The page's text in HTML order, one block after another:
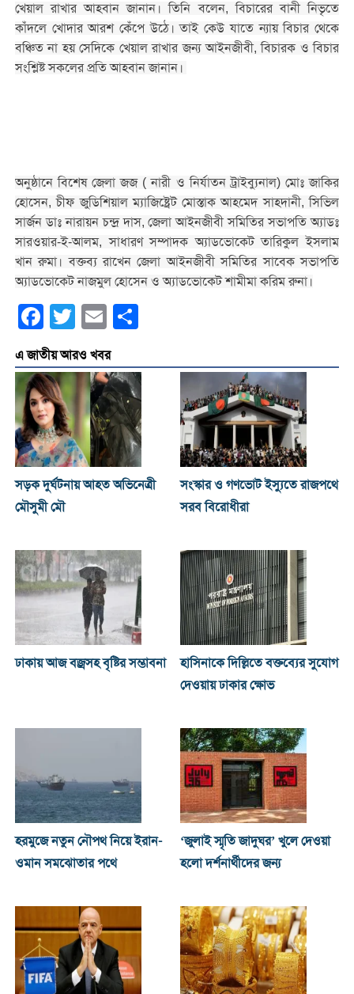
খেয়াল রাখার আহবান জানান। তিনি বলেন, বিচারের বানী নিভৃতে
কাঁদলে খোদার আরশ কেঁপে উঠে। তাই কেউ যাতে ন্যায় বিচার থেকে
বঞ্চিত না হয় সেদিকে খেয়াল রাখার জন্য আইনজীবী, বিচারক ও বিচার
সংশ্লিষ্ট সকলের প্রতি আহবান জানান।
অনুষ্ঠানে বিশেষ জেলা জজ ( নারী ও নির্যাতন ট্রাইব্যুনাল) মোঃ জাকির
হোসেন, চীফ জুডিশিয়াল ম্যাজিষ্ট্রেট মোস্তাক আহমেদ সাহ্দানী, সিভিল
সার্জন ডাঃ নারায়ন চন্দ্র দাস, জেলা আইনজীবী সমিতির সভাপতি অ্যাডঃ
সারওয়ার-ই-আলম, সাধারণ সম্পাদক অ্যাডভোকেট তারিকুল ইসলাম
খান রুমা। বক্তব্য রাখেন জেলা আইনজীবী সমিতির সাবেক সভাপতি
অ্যাডভোকেট নাজমুল হোসেন ও অ্যাডভোকেট শামীমা করিম রুনা।
Facebook
Twitter Email
এ জাতীয় আরও খবর
সড়ক দুর্ঘটনায় আহত অভিনেত্রী
মৌসুমী মৌ
সংস্কার ও গণভোট ইস্যুতে রাজপথে
সরব বিরোধীরা
ঢাকায় আজ বজ্রসহ বৃষ্টির সম্ভাবনা
হাসিনাকে দিল্লিতে বক্তব্যের সুযোগ
দেওয়ায় ঢাকার ক্ষোভ
হরমুজে নতুন নৌপথ নিয়ে ইরান-
ওমান সমঝোতার পথে
‘জুলাই স্মৃতি জাদুঘর’ খুলে দেওয়া
হলো দর্শনার্থীদের জন্য